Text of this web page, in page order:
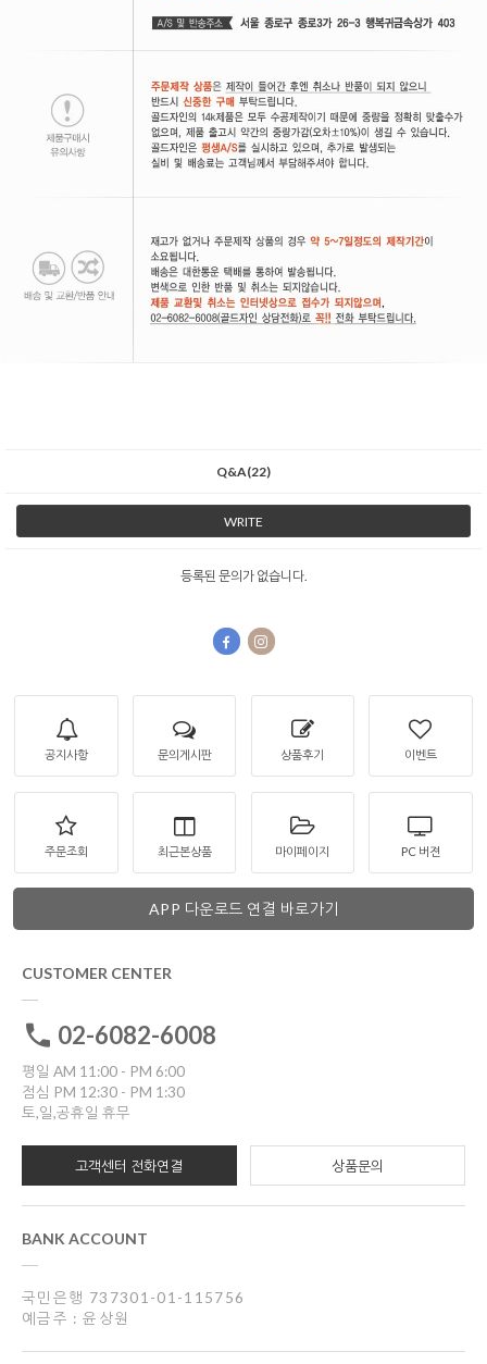
Q&A(22)
WRITE
등록된 문의가 없습니다.
공지사항 문의게시판 상품후기 이벤트
주문조회 최근본상품 마이페이지 PC 버젼
APP 다운로드 연결 바로가기
CUSTOMER CENTER
02-6082-6008
평일 AM 11:00 - PM 6:00
점심 PM 12:30 - PM 1:30
토,일,공휴일 휴무
고객센터 전화연결 상품문의
BANK ACCOUNT
국민은행 737301-01-115756
예금주 : 윤상원